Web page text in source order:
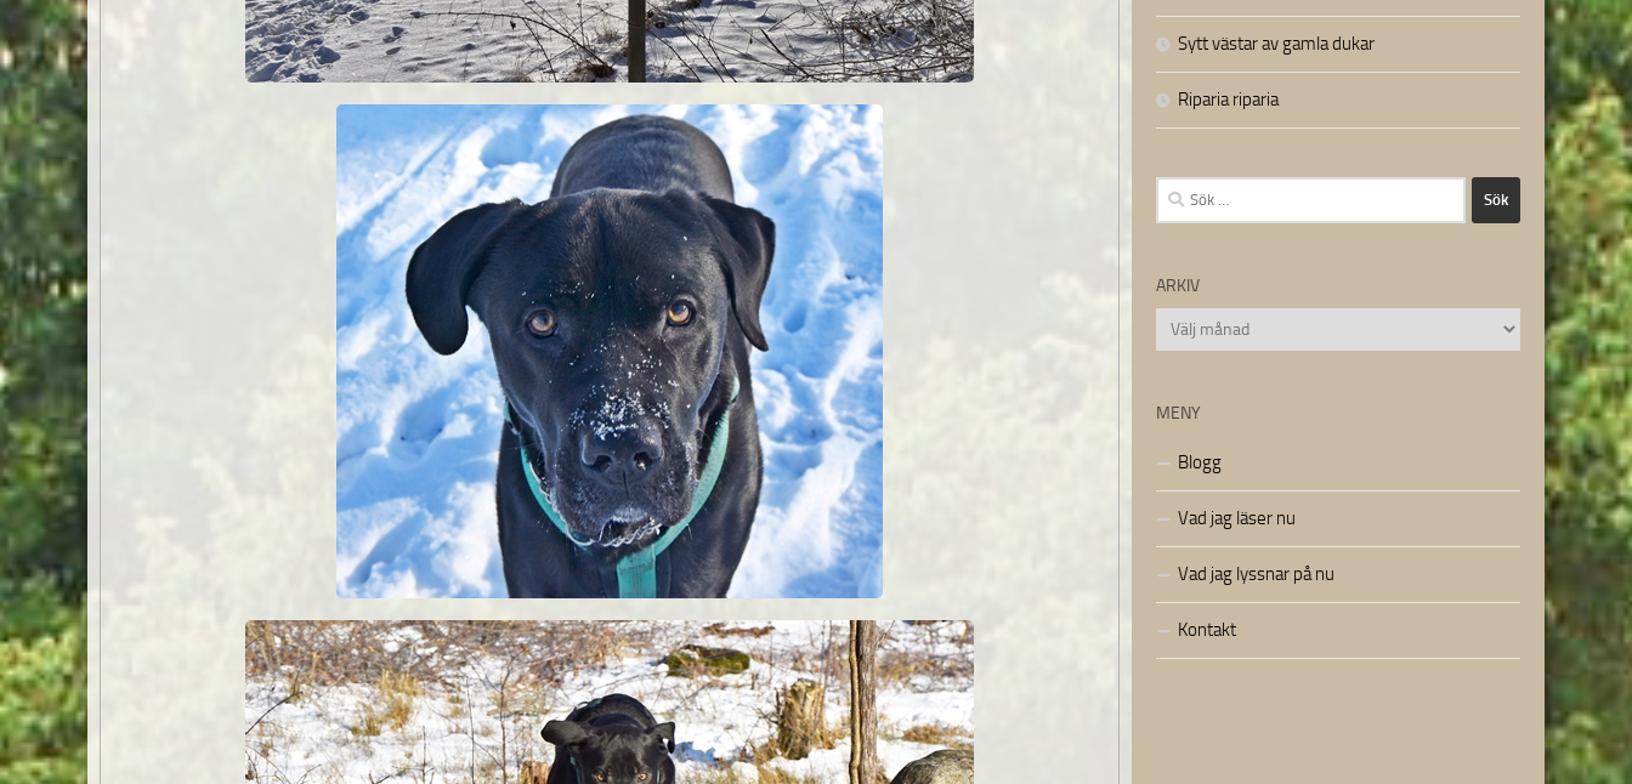
Sytt västar av gamla dukar
Riparia riparia
Sök
efter:
ARKIV
Arkiv
MENY
Blogg
Vad jag läser nu
Vad jag lyssnar på nu
Kontakt